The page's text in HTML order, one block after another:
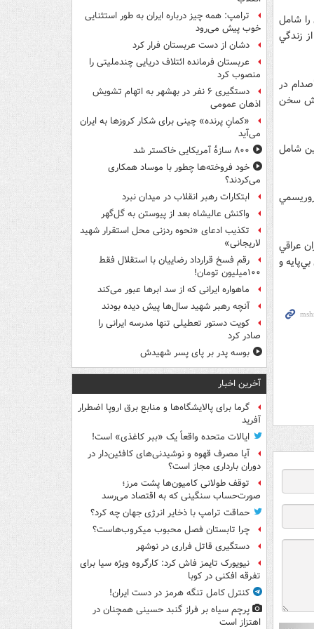
شامل
زندگي
480 صفحه با عنوان "صدام در
سخن
شامل
عراقي
و
ترامپ: همه چیز درباره ایران به طور استثنایی
خوب پیش می‌رود
دشان از دست عربستان فرار کرد
عربستان فرمانده ائتلاف دریایی چندملیتی را
منصوب کرد
دستگیری ۶ نفر در بهشهر به اتهام تشویش
اذهان عمومی
«کمانِ پرنده» چینی برای شکار کروزها به ایران
می‌آید
۸۰۰ سازۀ آمریکایی خاکستر شد
خود فروخته‌ها چطور با موساد همکاری
می‌کردند؟
ابتکارات رهبر انقلاب در میدان نبرد
واکنش عالیشاه بعد از پیوستن به گل‌گهر
تکذیب ادعای «نحوه ردزنی محل استقرار شهید
لاریجانی»
رقم فسخ قرارداد رضاییان با استقلال فقط
۱۰۰میلیون تومان!
ماهواره ایرانی که از سد ابرها عبور می‌کند
آنچه رهبر شهید سال‌ها پیش دیده بودند
کویت دستور تعطیلی تنها مدرسه ایرانی را
صادر کرد
بوسه‌ پدر بر پای پسر شهیدش
آخرین اخبار
گرما برای پالایشگاه‌ها و منابع برق اروپا اضطرار
آفرید
ایالات متحده واقعاً یک «ببر کاغذی» است!
آیا مصرف قهوه و نوشیدنی‌های کافئین‌دار در
دوران بارداری مجاز است؟
توقف طولانی کامیون‌ها پشت مرز؛
صورت‌حساب سنگینی که به اقتصاد می‌رسد
حماقت ترامپ با ذخایر انرژی جهان چه کرد؟
چرا تابستان فصل محبوب میکروب‌هاست؟
دستگیری قاتل فراری در نوشهر
نیویورک تایمز فاش کرد: کارگروه ویژه سیا برای
تفرقه افکنی در کوبا
کنترل کامل تنگه هرمز در دست ایران!
پرچم سیاه بر فراز گنبد حسینی همچنان در
اهتزاز است